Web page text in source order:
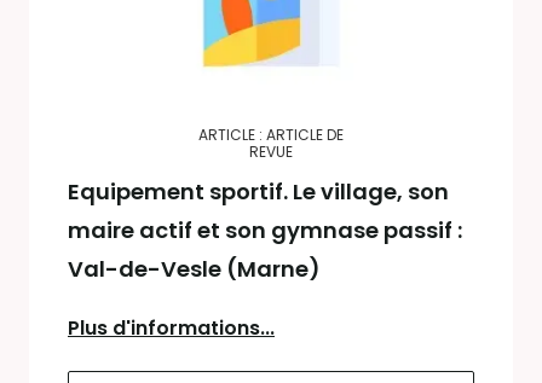
ARTICLE : ARTICLE DE
REVUE
Equipement sportif. Le village, son
maire actif et son gymnase passif :
Val-de-Vesle (Marne)
Plus d'informations...